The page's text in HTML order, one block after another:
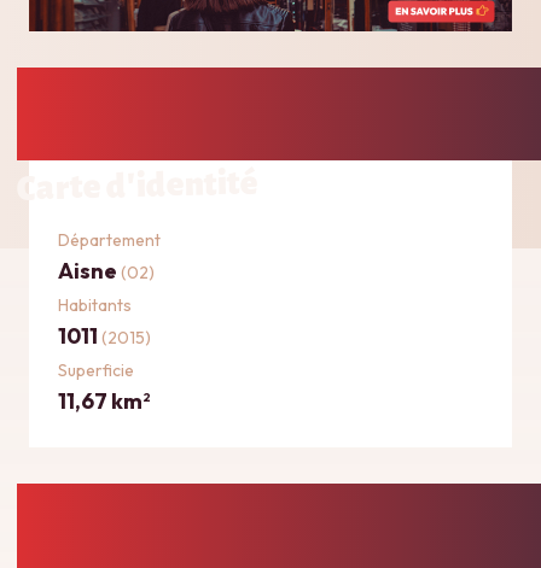
Département
Aisne (02)
Habitants
1011 (2015)
Superficie
11,67 km2